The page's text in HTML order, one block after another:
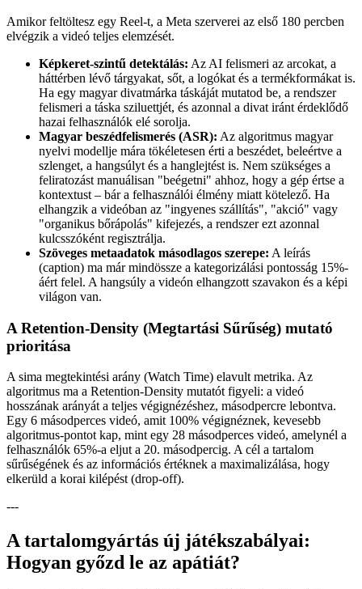
Amikor feltöltesz egy Reel-t, a Meta szerverei az első 180 percben
elvégzik a videó teljes elemzését.
Képkeret-szintű detektálás: Az AI felismeri az arcokat, a
háttérben lévő tárgyakat, sőt, a logókat és a termékformákat is.
Ha egy magyar divatmárka táskáját mutatod be, a rendszer
felismeri a táska sziluettjét, és azonnal a divat iránt érdeklődő
hazai felhasználók elé sorolja.
Magyar beszédfelismerés (ASR): Az algoritmus magyar
nyelvi modellje mára tökéletesen érti a beszédet, beleértve a
szlenget, a hangsúlyt és a hanglejtést is. Nem szükséges a
feliratozást manuálisan "beégetni" ahhoz, hogy a gép értse a
kontextust – bár a felhasználói élmény miatt kötelező. Ha
elhangzik a videóban az "ingyenes szállítás", "akció" vagy
"organikus bőrápolás" kifejezés, a rendszer ezt azonnal
kulcsszóként regisztrálja.
Szöveges metaadatok másodlagos szerepe: A leírás
(caption) ma már mindössze a kategorizálási pontosság 15%-
áért felel. A hangsúly a videón elhangzott szavakon és a képi
világon van.
A Retention-Density (Megtartási Sűrűség) mutató
prioritása
A sima megtekintési arány (Watch Time) elavult metrika. Az
algoritmus ma a Retention-Density mutatót figyeli: a videó
hosszának arányát a teljes végignézéshez, másodpercre lebontva.
Egy 6 másodperces videó, amit 100% végignéznek, kevesebb
algoritmus-pontot kap, mint egy 28 másodperces videó, amelynél a
felhasználók 65%-a eljut a 20. másodpercig. A cél a tartalom
sűrűségének és az információs értéknek a maximalizálása, hogy
elkerüld a korai kilépést (drop-off).
---
A tartalomgyártás új játékszabályai:
Hogyan győzd le az apátiát?